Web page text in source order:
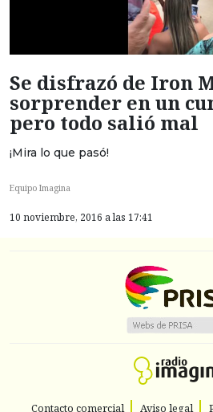
Se disfrazó de Iron
sorprender en un
pero todo salió mal
¡Mira lo que pasó!
Equipo Imagina
10 noviembre, 2016 a las 17:41
Contacto comercial Aviso legal